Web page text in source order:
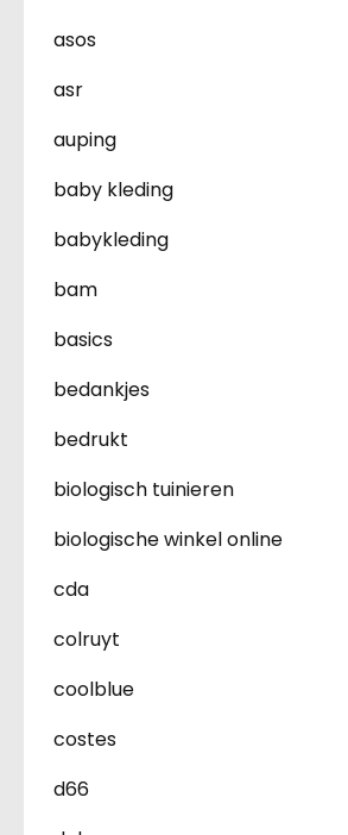
asos
asr
auping
baby kleding
babykleding
bam
basics
bedankjes
bedrukt
biologisch tuinieren
biologische winkel online
cda
colruyt
coolblue
costes
d66